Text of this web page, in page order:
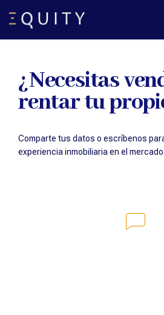
¿Necesitas
rentar tu
Comparte tus datos o escríbenos
experiencia inmobiliaria en el mercado.